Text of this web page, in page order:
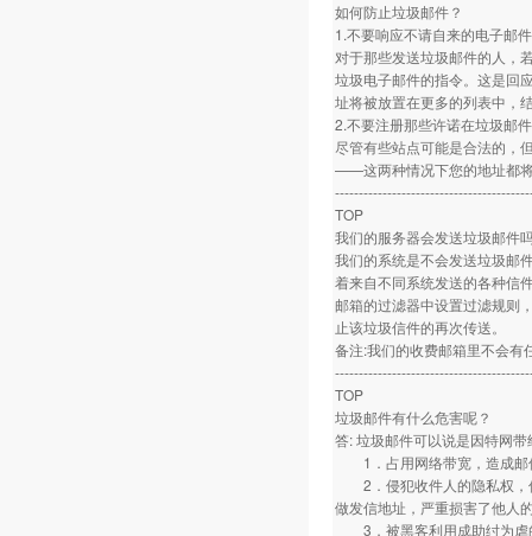
如何防止垃圾邮件？
1.不要响应不请自来的电子邮
对于那些发送垃圾邮件的人，
垃圾电子邮件的指令。这是回
址将被放置在更多的列表中，
2.不要注册那些许诺在垃圾邮
尽管有些站点可能是合法的，
——这两种情况下您的地址都
TOP
我们的服务器会发送垃圾邮件
我们的系统是不会发送垃圾邮
着来自不同系统发送的各种信
邮箱的过滤器中设置过滤规则
止该垃圾信件的再次传送。
备注:我们的收费邮箱里不会有
TOP
垃圾邮件有什么危害呢？
答: 垃圾邮件可以说是因特网
1．占用网络带宽，造成邮
2．侵犯收件人的隐私权，
做发信地址，严重损害了他人
3．被黑客利用成助纣为虐